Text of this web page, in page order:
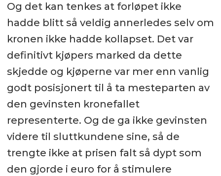
Og det kan tenkes at forløpet ikke
hadde blitt så veldig annerledes selv om
kronen ikke hadde kollapset. Det var
definitivt kjøpers marked da dette
skjedde og kjøperne var mer enn vanlig
godt posisjonert til å ta mesteparten av
den gevinsten kronefallet
representerte. Og de ga ikke gevinsten
videre til sluttkundene sine, så de
trengte ikke at prisen falt så dypt som
den gjorde i euro for å stimulere